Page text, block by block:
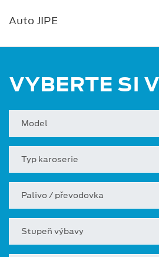
Auto JIPE
VYBERTE SI
Model
Typ karoserie
Palivo / převodovka
Stupeň výbavy